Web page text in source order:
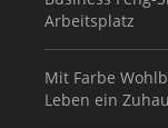
Arbeitsplatz
Mit Farbe
Leben ein